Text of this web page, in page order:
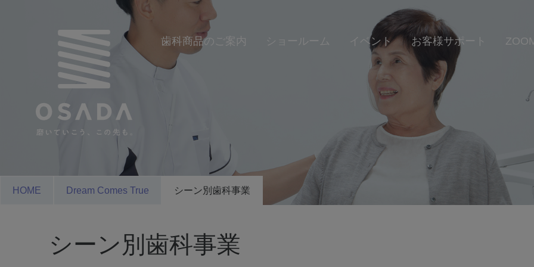
歯科商品のご案内 ショールーム イベント お客様サポート
HOME Dream Comes True シーン別歯科事業
シーン別歯科事業